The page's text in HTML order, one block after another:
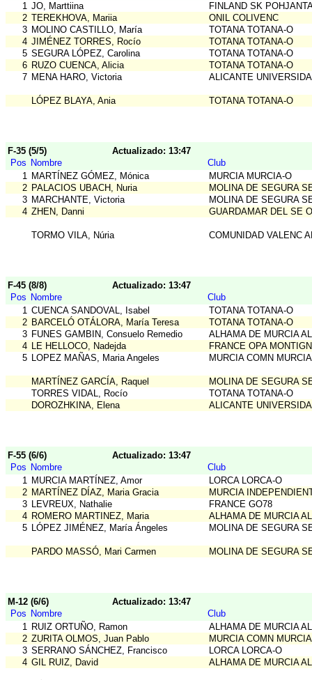
1 JO, Marttiina
FINLAND SK
2 TEREKHOVA, Mariia
ONIL COLIVENC
3 MOLINO CASTILLO, María
TOTANA TOTANA-O
4 JIMÉNEZ TORRES, Rocío
TOTANA TOTANA-O
5 SEGURA LÓPEZ, Carolina
TOTANA TOTANA-O
6 RUZO CUENCA, Alicia
TOTANA TOTANA-O
7 MENA HARO, Victoria ALICANTE
LÓPEZ BLAYA, Ania TOTANA TOTANA-O
F-35 (5/5)
Actualizado: 13:47
Pos Nombre
Club
1 MARTÍNEZ GÓMEZ, Mónica
MURCIA MURCIA-O
2 PALACIOS UBACH, Nuria
MOLINA DE SEGURA
3 MARCHANTE, Victoria
MOLINA DE SEGURA
4 ZHEN, Danni GUARDAMAR DEL SE
TORMO VILA, Núria COMUNIDAD VALENC
F-45 (8/8)
Actualizado: 13:47
Pos Nombre
Club
1 CUENCA SANDOVAL, Isabel
TOTANA TOTANA-O
2 BARCELÓ OTÁLORA, María Teresa
TOTANA TOTANA-O
3 FUNES GAMBIN, Consuelo Remedio
ALHAMA DE MURCIA
4 LE HELLOCO, Nadejda
FRANCE OPA
5 LOPEZ MAÑAS, Maria Angeles MURCIA COMN MURCIA
MARTÍNEZ GARCÍA, Raquel
MOLINA DE SEGURA
TORRES VIDAL, Rocío
TOTANA TOTANA-O
DOROZHKINA, Elena
ALICANTE
F-55 (6/6)
Actualizado: 13:47
Pos Nombre
Club
1 MURCIA MARTÍNEZ, Amor
LORCA LORCA-O
2 MARTÍNEZ DÍAZ, Maria Gracia
MURCIA
3 LEVREUX, Nathalie
FRANCE GO78
4 ROMERO MARTINEZ, Maria
ALHAMA DE MURCIA
5 LÓPEZ JIMÉNEZ, María Ángeles MOLINA DE SEGURA
PARDO MASSÓ, Mari Carmen MOLINA DE SEGURA
M-12 (6/6)
Actualizado: 13:47
Pos Nombre
Club
1 RUIZ ORTUÑO, Ramon
ALHAMA DE MURCIA
2 ZURITA OLMOS, Juan Pablo
MURCIA COMN MURCIA
3 SERRANO SÁNCHEZ, Francisco
LORCA LORCA-O
4 GIL RUIZ, David ALHAMA DE MURCIA